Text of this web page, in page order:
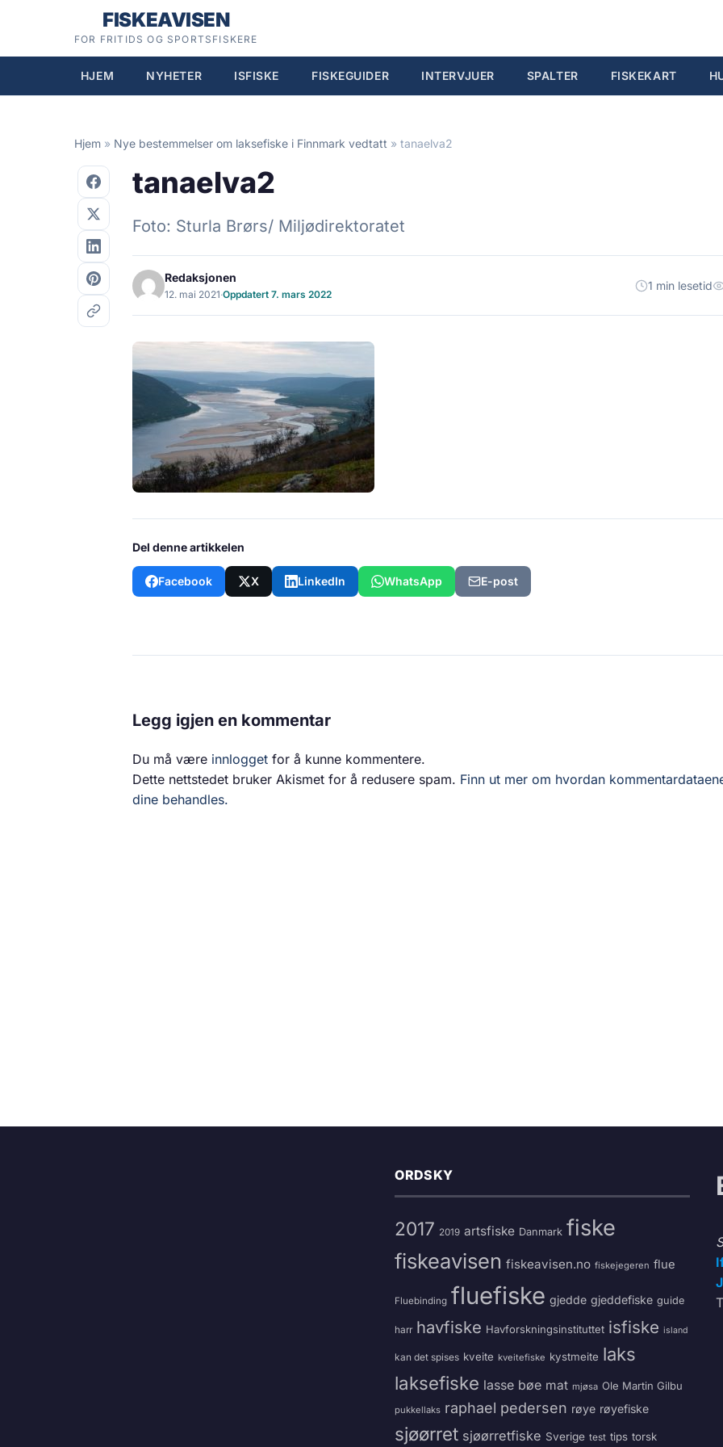
FISKEAVISEN
FOR FRITIDS OG SPORTSFISKERE
HJEM NYHETER ISFISKE FISKEGUIDER INTERVJUER SPALTER FISKEKART
Hjem » Nye bestemmelser om laksefiske i Finnmark vedtatt » tanaelva2
tanaelva2
Foto: Sturla Brørs/ Miljødirektoratet
Redaksjonen
12. mai 2021·Oppdatert 7. mars 2022
1 min lesetid
Del denne artikkelen
Facebook X LinkedIn WhatsApp E-post
Legg igjen en kommentar
Du må være innlogget for å kunne kommentere.
Dette nettstedet bruker Akismet for å redusere spam. Finn ut mer om hvordan
dine behandles.
ORDSKY
2017 2019 artsfiske Danmark fiske
fiskeavisen fiskeavisen.no fiskejegeren flue
Fluebinding fluefiske gjedde gjeddefiske guide
harr havfiske Havforskningsinstituttet isfiske island
kan det spises kveite kveitefiske kystmeite laks
laksefiske lasse bøe mat mjøsa Ole Martin Gilbu
pukkellaks raphael pedersen røye røyefiske
sjøørret sjøørretfiske Sverige test tips torsk